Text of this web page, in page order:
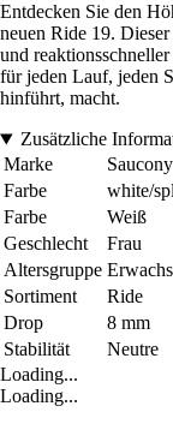
Entdecken Sie den
neuen Ride 19.
und
für jeden Lauf, jeden
hinführt, macht.
Zusätzliche
Marke
Saucony
Farbe
white/
Farbe
Weiß
Geschlecht
Frau
Altersgruppe
Sortiment
Ride
Drop
8 mm
Stabilität
Neutre
Loading...
Loading...